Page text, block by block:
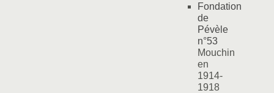
Fondation
de
Pévèle
n°53
Mouchin
en
1914-
1918